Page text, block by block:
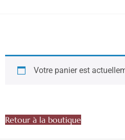
Votre panier est
Retour à la boutique